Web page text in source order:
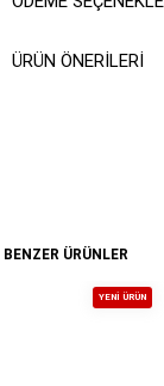
ÜRÜN ÖNERILERI
BENZER ÜRÜNLER
YENI ÜRÜN